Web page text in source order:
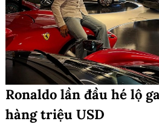
Ronaldo lần đầu hé lộ
hàng triệu USD